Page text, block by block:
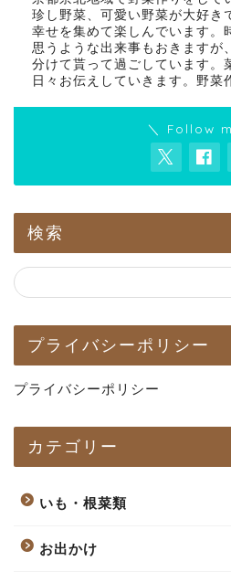
珍し野菜、可愛い野菜が大好き
幸せを集めて楽しんでいます。
思うような出来事もおきますが
分けて貰って過ごしています。
日々お伝えしていきます。野
＼ Follow
検索
プライバシーポリシー
プライバシーポリシー
カテゴリー
いも・根菜類
お出かけ